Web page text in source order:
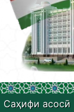
Саҳифи асосӣ